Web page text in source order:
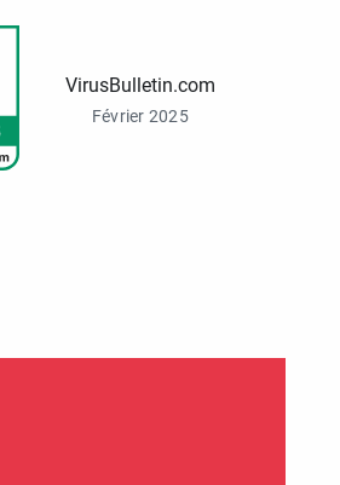
VirusBulletin.com
Février 2025